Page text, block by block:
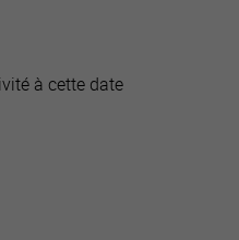
à cette date